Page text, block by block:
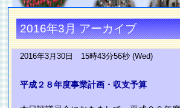
2016年3月 アーカイブ
2016年3月30日 15時43分56秒 (Wed)
平成２８年度事業計画・収支予算